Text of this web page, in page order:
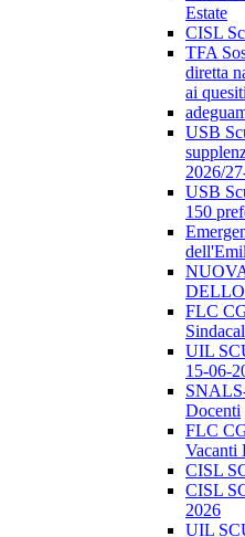
Estate
CISL
TFA
diretta
ai
USB
2026/
USB
150
FLC
UIL
15-06-
Docenti
FLC
Vacanti
CISL
CISL
2026
UIL